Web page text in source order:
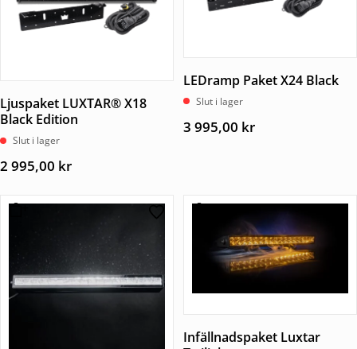
Ljuspaket LUXTAR® X18
Black Edition
Slut i lager
2 995,00 kr
LEDramp Paket X24 Black
Slut i lager
3 995,00 kr
Infällnadspaket Luxtar